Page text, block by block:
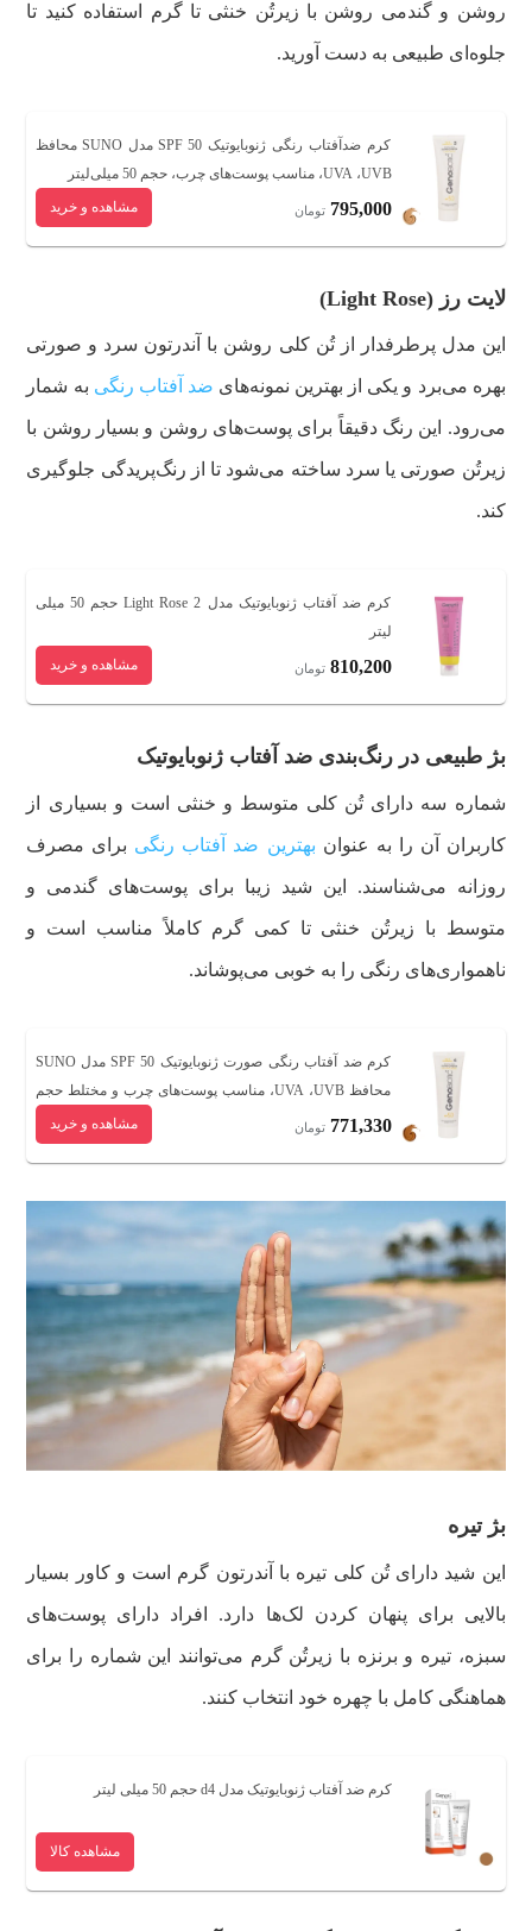
روشن و گندمی روشن با زیرتُن خنثی تا گرم استفاده کنید تا
جلوه‌ای طبیعی به دست آورید.
کرم ضدآفتاب رنگی ژنوبایوتیک SPF 50 مدل SUNO محافظ
UVA ،UVB، مناسب پوست‌های چرب، حجم 50 میلی‌لیتر
795,000 تومان مشاهده و خرید
لایت رز (Light Rose)
این مدل پرطرفدار از تُن کلی روشن با آندرتون سرد و صورتی
بهره می‌برد و یکی از بهترین نمونه‌های ضد آفتاب رنگی به شمار
می‌رود. این رنگ دقیقاً برای پوست‌های روشن و بسیار روشن با
زیرتُن صورتی یا سرد ساخته می‌شود تا از رنگ‌پریدگی جلوگیری
کند.
کرم ضد آفتاب ژنوبایوتیک مدل 2 Light Rose حجم 50 میلی
لیتر
810,200 تومان مشاهده و خرید
بژ طبیعی در رنگ‌بندی ضد آفتاب ژنوبایوتیک
شماره سه دارای تُن کلی متوسط و خنثی است و بسیاری از
کاربران آن را به عنوان بهترین ضد آفتاب رنگی برای مصرف
روزانه می‌شناسند. این شید زیبا برای پوست‌های گندمی و
متوسط با زیرتُن خنثی تا کمی گرم کاملاً مناسب است و
ناهمواری‌های رنگی را به خوبی می‌پوشاند.
کرم ضد آفتاب رنگی صورت ژنوبایوتیک SPF 50 مدل SUNO
‌محافظ UVA ،UVB، مناسب پوست‌های چرب و مختلط حجم
50 میلی‌لیتر
771,330 تومان مشاهده و خرید
بژ تیره
این شید دارای تُن کلی تیره با آندرتون گرم است و کاور بسیار
بالایی برای پنهان کردن لک‌ها دارد. افراد دارای پوست‌های
سبزه، تیره و برنزه با زیرتُن گرم می‌توانند این شماره را برای
هماهنگی کامل با چهره خود انتخاب کنند.
کرم ضد آفتاب ژنوبایوتیک مدل d4 حجم 50 میلی لیتر
مشاهده کالا